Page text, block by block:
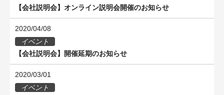
【会社説明会】オンライン説明会開催のお知らせ
2020/04/08
イベント
【会社説明会】開催延期のお知らせ
2020/03/01
イベント